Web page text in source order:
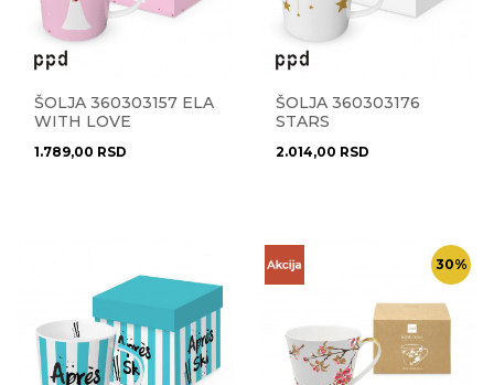
ŠOLJA 360303157 ELA
WITH LOVE
1.789,00 RSD
ŠOLJA 360303176
STARS
2.014,00 RSD
30%